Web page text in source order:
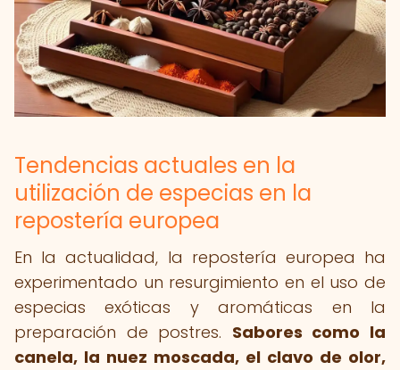
Tendencias actuales en la
utilización de especias en la
repostería europea
En la actualidad, la repostería europea ha
experimentado un resurgimiento en el uso de
especias exóticas y aromáticas en la
preparación de postres. Sabores como la
canela, la nuez moscada, el clavo de olor,